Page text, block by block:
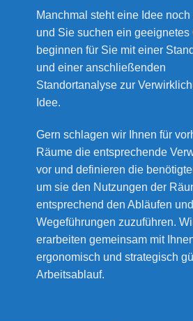
Manchmal steht eine Idee noch
und Sie suchen ein geeignetes
beginnen für Sie mit einer
und einer anschließenden
Standortanalyse zur
Idee.
Gern schlagen wir Ihnen für
Räume die entsprechende
vor und definieren die
um sie den Nutzungen der
entsprechend den Abläufen und
Wegeführungen zuzuführen.
erarbeiten gemeinsam mit
ergonomisch und strategisch
Arbeitsablauf.